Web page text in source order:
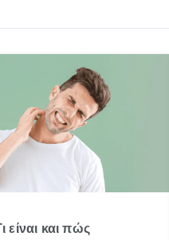
είναι και πώς